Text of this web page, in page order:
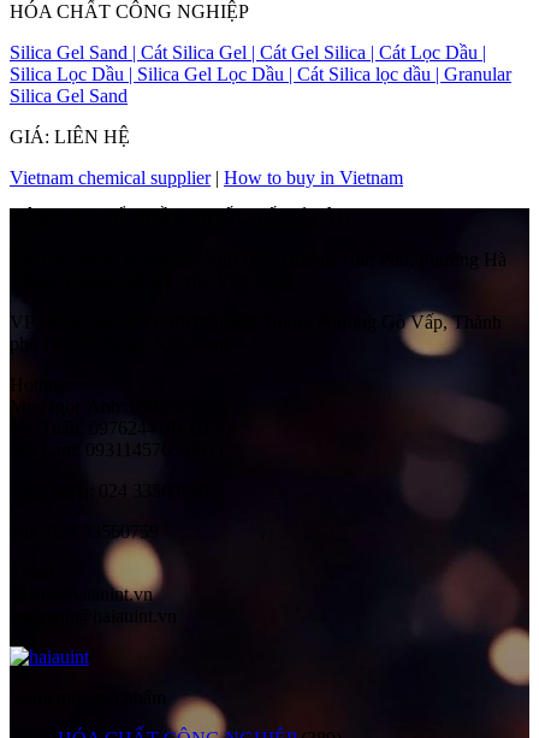
HÓA CHẤT CÔNG NGHIỆP
Silica Gel Sand | Cát Silica Gel | Cát Gel Silica | Cát Lọc Dầu |
Silica Lọc Dầu | Silica Gel Lọc Dầu | Cát Silica lọc dầu | Granular
Silica Gel Sand
GIÁ: LIÊN HỆ
Vietnam chemical supplier| How to buy in Vietnam
Số 41 Ngách 58 Ngõ 108, Đường Trần Phú, Phường Hà
VP HCM:
Số 525/1/10H Quang Trung, Phường Gò Vấp, Thành
phố Hồ Chí Minh, Việt Nam
Hotline:
Mr. Ngọc Anh: 0983565628
Mr. Tuấn: 0976244181 (HN)
Mr. Lâm: 0931145765 (SG)
024 33560759
haiau@haiauint.vn